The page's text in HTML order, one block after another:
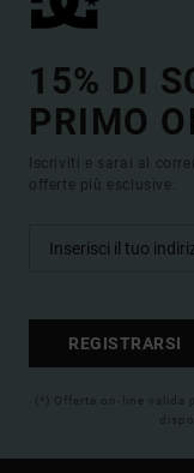
15% DI
PRIMO
Iscriviti e sarai al
offerte più esclusive.
REGISTRARSI
(*) Offerta on-line valida